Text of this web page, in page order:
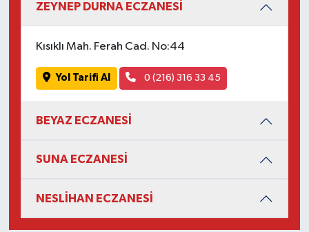
ZEYNEP DURNA ECZANESİ
Kısıklı Mah. Ferah Cad. No:44
Yol Tarifi Al 0 (216) 316 33 45
BEYAZ ECZANESİ
SUNA ECZANESİ
NESLİHAN ECZANESİ